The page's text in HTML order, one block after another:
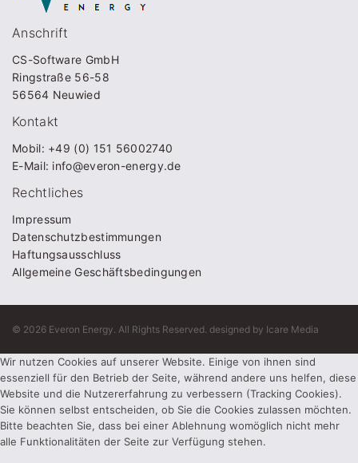
Anschrift
CS-Software GmbH
Ringstraße 56-58
56564 Neuwied
Kontakt
Mobil: +49 (0) 151 56002740
E-Mail: info@everon-energy.de
Rechtliches
Impressum
Datenschutzbestimmungen
Haftungsausschluss
Allgemeine Geschäftsbedingungen
© 2026 Everon Energy. All Rights Reserved. designed by Icare Media
Wir nutzen Cookies auf unserer Website. Einige von ihnen sind
essenziell für den Betrieb der Seite, während andere uns helfen, diese
Website und die Nutzererfahrung zu verbessern (Tracking Cookies).
Sie können selbst entscheiden, ob Sie die Cookies zulassen möchten.
Bitte beachten Sie, dass bei einer Ablehnung womöglich nicht mehr
alle Funktionalitäten der Seite zur Verfügung stehen.